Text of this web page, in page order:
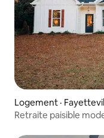
Logement ·
Retraite paisible